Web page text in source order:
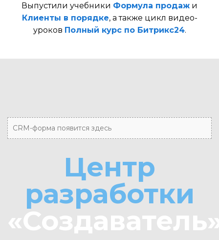
Выпустили учебники Формула продаж и
Клиенты в порядке, а также цикл видео-
уроков Полный курс по Битрикс24.
CRM-форма появится здесь
Центр
разработки